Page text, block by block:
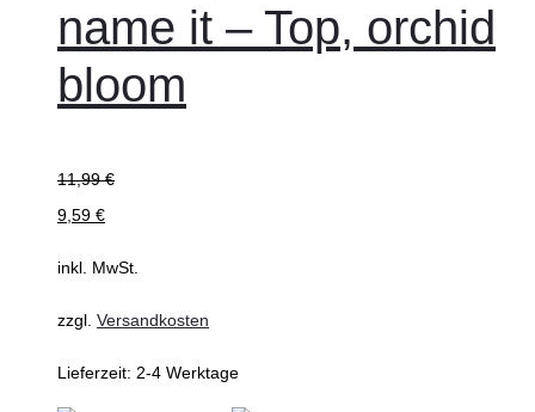
mehrere
Varianten
auf.
Optionen
können
Produktseite
name it – Top, orchid
bloom
11,99€
9,59 €
inkl. MwSt.
zzgl. Versandkosten
Lieferzeit: 2-4 Werktage